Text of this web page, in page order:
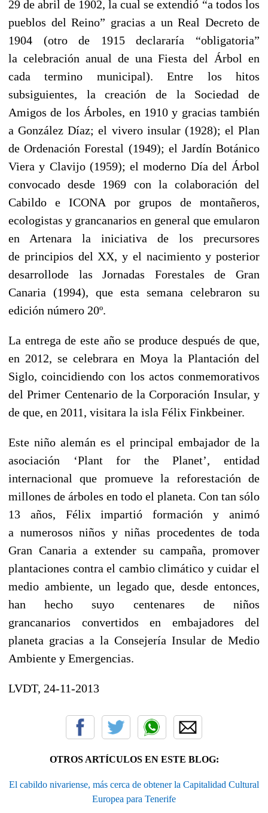
29 de abril de 1902, la cual se extendió “a todos los
pueblos del Reino” gracias a un Real Decreto de
1904 (otro de 1915 declararía “obligatoria”
la celebración anual de una Fiesta del Árbol en
cada termino municipal). Entre los hitos
subsiguientes, la creación de la Sociedad de
Amigos de los Árboles, en 1910 y gracias también
a González Díaz; el vivero insular (1928); el Plan
de Ordenación Forestal (1949); el Jardín Botánico
Viera y Clavijo (1959); el moderno Día del Árbol
convocado desde 1969 con la colaboración del
Cabildo e ICONA por grupos de montañeros,
ecologistas y grancanarios en general que emularon
en Artenara la iniciativa de los precursores
de principios del XX, y el nacimiento y posterior
desarrollode las Jornadas Forestales de Gran
Canaria (1994), que esta semana celebraron su
edición número 20º.
La entrega de este año se produce después de que,
en 2012, se celebrara en Moya la Plantación del
Siglo, coincidiendo con los actos conmemorativos
del Primer Centenario de la Corporación Insular, y
de que, en 2011, visitara la isla Félix Finkbeiner.
Este niño alemán es el principal embajador de la
asociación ‘Plant for the Planet’, entidad
internacional que promueve la reforestación de
millones de árboles en todo el planeta. Con tan sólo
13 años, Félix impartió formación y animó
a numerosos niños y niñas procedentes de toda
Gran Canaria a extender su campaña, promover
plantaciones contra el cambio climático y cuidar el
medio ambiente, un legado que, desde entonces,
han hecho suyo centenares de niños
grancanarios convertidos en embajadores del
planeta gracias a la Consejería Insular de Medio
Ambiente y Emergencias.
LVDT, 24-11-2013
OTROS ARTÍCULOS EN ESTE BLOG:
El cabildo nivariense, más cerca de obtener la Capitalidad Cultural
Europea para Tenerife